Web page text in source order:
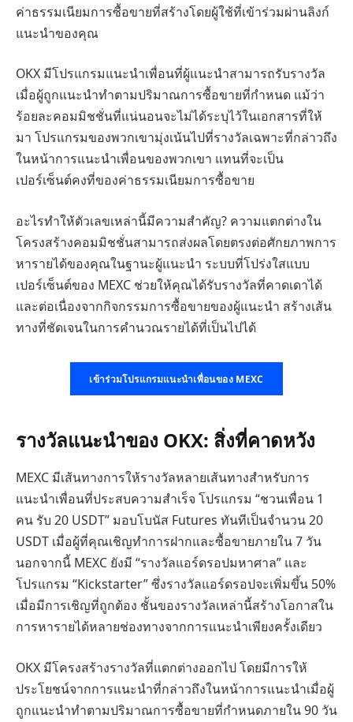
ค่าธรรมเนียมการซื้อขายที่สร้างโดยผู้ใช้ที่เข้าร่วมผ่านลิงก์
แนะนำของคุณ
OKX มีโปรแกรมแนะนำเพื่อนที่ผู้แนะนำสามารถรับรางวัล
เมื่อผู้ถูกแนะนำทำตามปริมาณการซื้อขายที่กำหนด แม้ว่า
ร้อยละคอมมิชชั่นที่แน่นอนจะไม่ได้ระบุไว้ในเอกสารที่ให้
มา โปรแกรมของพวกเขามุ่งเน้นไปที่รางวัลเฉพาะที่กล่าวถึง
ในหน้าการแนะนำเพื่อนของพวกเขา แทนที่จะเป็น
เปอร์เซ็นต์คงที่ของค่าธรรมเนียมการซื้อขาย
อะไรทำให้ตัวเลขเหล่านี้มีความสำคัญ? ความแตกต่างใน
โครงสร้างคอมมิชชั่นสามารถส่งผลโดยตรงต่อศักยภาพการ
หารายได้ของคุณในฐานะผู้แนะนำ ระบบที่โปร่งใสแบบ
เปอร์เซ็นต์ของ MEXC ช่วยให้คุณได้รับรางวัลที่คาดเดาได้
และต่อเนื่องจากกิจกรรมการซื้อขายของผู้แนะนำ สร้างเส้น
ทางที่ชัดเจนในการคำนวณรายได้ที่เป็นไปได้
เข้าร่วมโปรแกรมแนะนำเพื่อนของ MEXC
รางวัลแนะนำของ OKX: สิ่งที่คาดหวัง
MEXC มีเส้นทางการให้รางวัลหลายเส้นทางสำหรับการ
แนะนำเพื่อนที่ประสบความสำเร็จ โปรแกรม “ชวนเพื่อน 1
คน รับ 20 USDT” มอบโบนัส Futures ทันทีเป็นจำนวน 20
USDT เมื่อผู้ที่คุณเชิญทำการฝากและซื้อขายภายใน 7 วัน
นอกจากนี้ MEXC ยังมี “รางวัลแอร์ดรอปมหาศาล” และ
โปรแกรม “Kickstarter” ซึ่งรางวัลแอร์ดรอปจะเพิ่มขึ้น 50%
เมื่อมีการเชิญที่ถูกต้อง ชั้นของรางวัลเหล่านี้สร้างโอกาสใน
การหารายได้หลายช่องทางจากการแนะนำเพียงครั้งเดียว
OKX มีโครงสร้างรางวัลที่แตกต่างออกไป โดยมีการให้
ประโยชน์จากการแนะนำที่กล่าวถึงในหน้าการแนะนำเมื่อผู้
ถูกแนะนำทำตามปริมาณการซื้อขายที่กำหนดภายใน 90 วัน